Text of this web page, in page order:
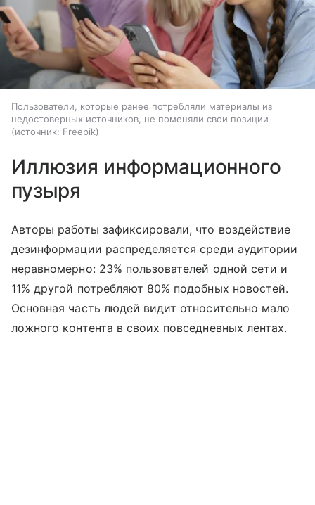
Пользователи, которые ранее потребляли материалы из
недостоверных источников, не поменяли свои позиции
источник: Freepik
Иллюзия информационного
пузыря
Авторы работы зафиксировали, что воздействие
дезинформации распределяется среди аудитории
неравномерно: 23% пользователей одной сети и
11% другой потребляют 80% подобных новостей.
Основная часть людей видит относительно мало
ложного контента в своих повседневных лентах.